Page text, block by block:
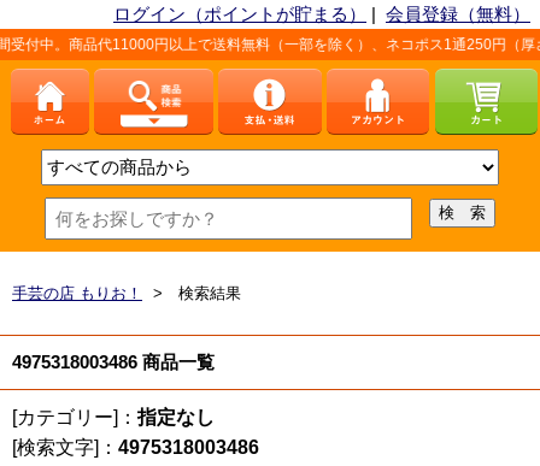
ログイン（ポイントが貯まる） | 会員登録（無料）
中。商品代11000円以上で送料無料（一部を除く）、ネコポス1通250円（厚
手芸の店 もりお！ > 検索結果
4975318003486 商品一覧
[カテゴリー]：指定なし
[検索文字]： 4975318003486